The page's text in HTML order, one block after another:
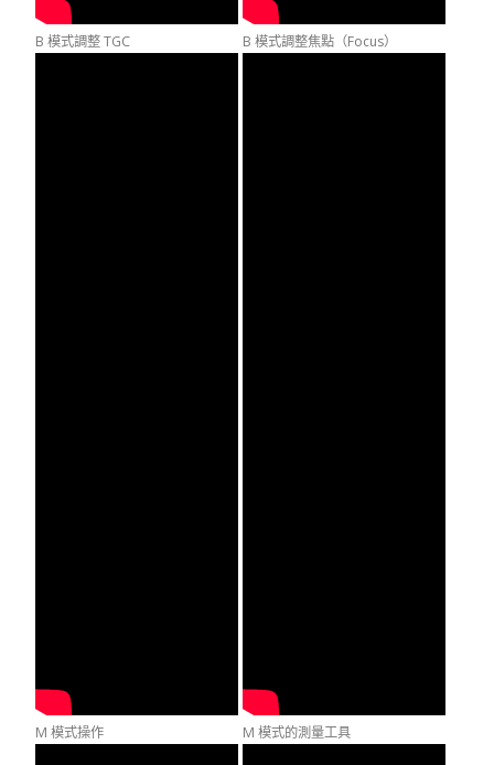
B 模式調整 TGC B 模式調整焦點（Focus）
M 模式操作 M 模式的測量工具